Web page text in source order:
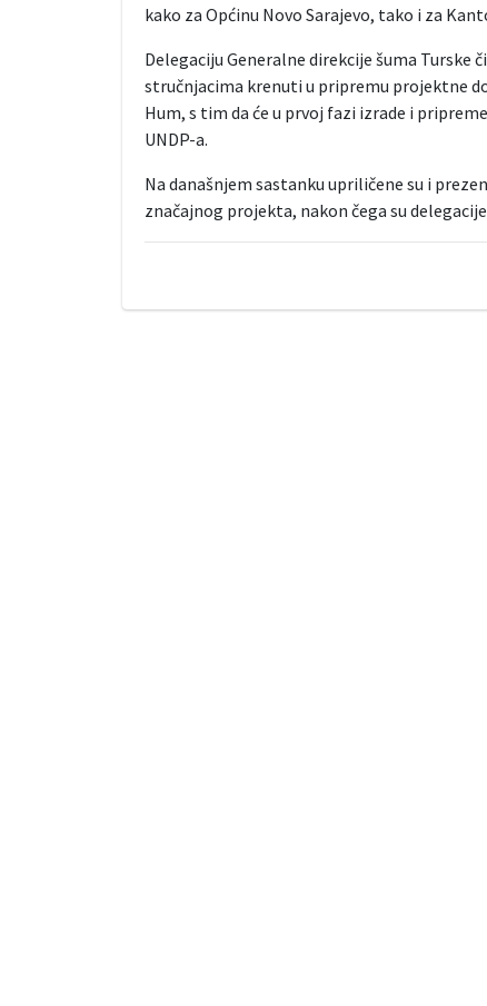
kako za Općinu Novo Sarajevo, tako i za
Delegaciju Generalne direkcije šuma
stručnjacima krenuti u pripremu projektne
Hum, s tim da će u prvoj fazi izrade i
UNDP-a.
Na današnjem sastanku upriličene su i
značajnog projekta, nakon čega su